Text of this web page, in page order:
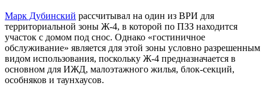
Марк Дубинский рассчитывал на один из ВРИ для
территориальной зоны Ж-4, в которой по ПЗЗ находится
участок с домом под снос. Однако «гостиничное
обслуживание» является для этой зоны условно разрешенным
видом использования, поскольку Ж-4 предназначается в
основном для ИЖД, малоэтажного жилья, блок-секций,
особняков и таунхаусов.